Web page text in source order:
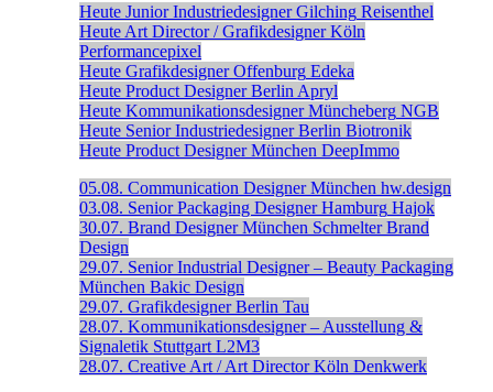
Heute Junior Industriedesigner Gilching Reisenthel
Heute Art Director / Grafikdesigner Köln
Performancepixel
Heute Grafikdesigner Offenburg Edeka
Heute Product Designer Berlin Apryl
Heute Kommunikationsdesigner Müncheberg NGB
Heute Senior Industriedesigner Berlin Biotronik
Heute Product Designer München DeepImmo
05.08. Communication Designer München hw.design
03.08. Senior Packaging Designer Hamburg Hajok
30.07. Brand Designer München Schmelter Brand
Design
29.07. Senior Industrial Designer – Beauty Packaging
München Bakic Design
29.07. Grafikdesigner Berlin Tau
28.07. Kommunikationsdesigner – Ausstellung &
Signaletik Stuttgart L2M3
28.07. Creative Art / Art Director Köln Denkwerk